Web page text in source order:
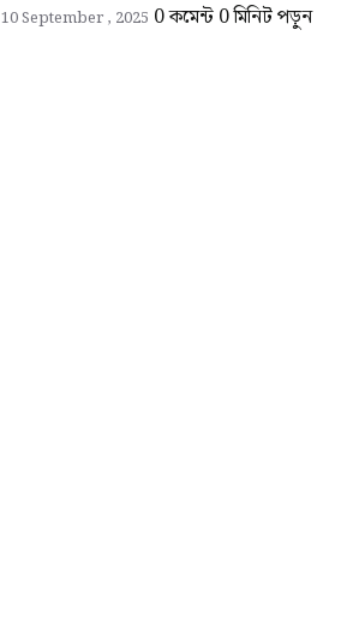
10 September , 2025 0 কমেন্ট 0 মিনিট পড়ুন